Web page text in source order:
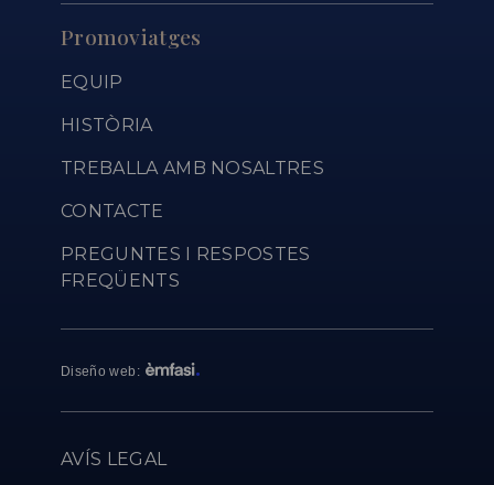
Promoviatges
EQUIP
HISTÒRIA
TREBALLA AMB NOSALTRES
CONTACTE
PREGUNTES I RESPOSTES
FREQÜENTS
AVÍS LEGAL
Diseño web :